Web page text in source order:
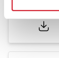
2025/